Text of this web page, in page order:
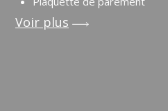
Voir plus